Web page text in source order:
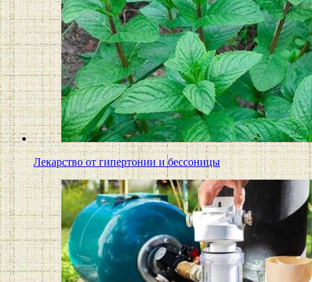
Лекарство от гипертонии и бессоницы